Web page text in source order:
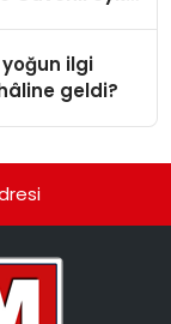
yoğun ilgi
geldi?